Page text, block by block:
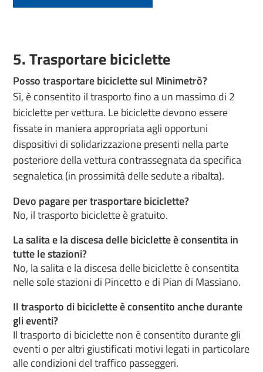
5. Trasportare biciclette
Posso trasportare biciclette sul Minimetrò?
Sì, è consentito il trasporto fino a un massimo di 2
biciclette per vettura. Le biciclette devono essere
fissate in maniera appropriata agli opportuni
dispositivi di solidarizzazione presenti nella parte
posteriore della vettura contrassegnata da specifica
segnaletica (in prossimità delle sedute a ribalta).
Devo pagare per trasportare biciclette?
No, il trasporto biciclette è gratuito.
La salita e la discesa delle biciclette è consentita in
tutte le stazioni?
No, la salita e la discesa delle biciclette è consentita
nelle sole stazioni di Pincetto e di Pian di Massiano.
Il trasporto di biciclette è consentito anche durante
gli eventi?
Il trasporto di biciclette non è consentito durante gli
eventi o per altri giustificati motivi legati in particolare
alle condizioni del traffico passeggeri.